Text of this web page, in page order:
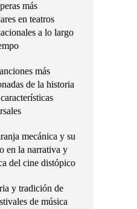
más
en teatros
a lo largo
más
de la historia
mecánica y su
en la narrativa y
del cine distópico
y tradición de
de música